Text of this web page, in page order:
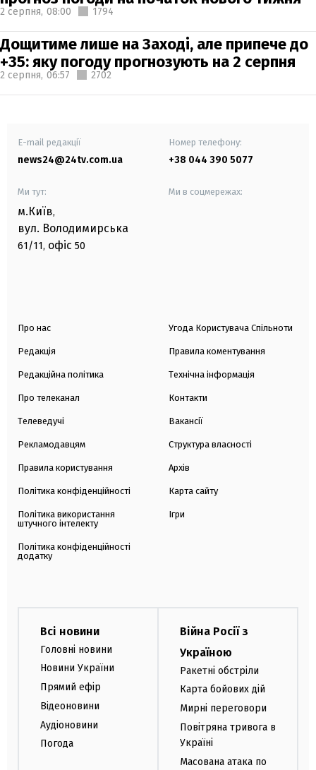
2 серпня, 08:00 1794
Дощитиме лише на Заході, але припече до
+35: яку погоду прогнозують на 2 серпня
2 серпня, 06:57 2702
E-mail редакції
news24@24tv.com.ua
Номер телефону:
+38 044 390 5077
Ми тут:
м.Київ,
вул. Володимирська
61/11, офіс 50
Ми в соцмережах:
Про нас
Редакція
Редакційна політика
Про телеканал
Телеведучі
Рекламодавцям
Правила користування
Політика конфіденційності
Політика використання
штучного інтелекту
Політика конфіденційності
додатку
Угода Користувача Спільноти
Правила коментування
Технічна інформація
Контакти
Вакансії
Структура власності
Архів
Карта сайту
Ігри
Всі новини
Головні новини
Новини України
Прямий ефір
Відеоновини
Аудіоновини
Погода
Війна Росії з
Україною
Ракетні обстріли
Карта бойових дій
Мирні переговори
Повітряна тривога в
Україні
Масована атака по